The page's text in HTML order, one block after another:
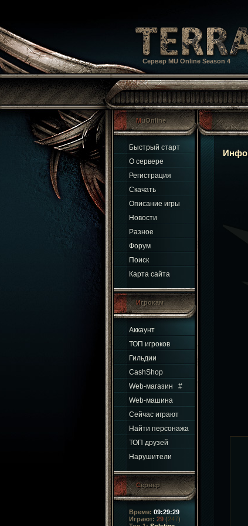
Сервер MU Online Season 4
MuOnline
Быстрый старт
О сервере
Регистрация
Скачать
Описание игры
Новости
Разное
Форум
Поиск
Карта сайта
Игрокам
Аккаунт
ТОП игроков
Гильдии
CashShop
Web-магазин
#
Web-машина
Сейчас играют
Найти персонажа
ТОП друзей
Нарушители
Сервер
Время: 09:29:30
Играют: 29 (247)